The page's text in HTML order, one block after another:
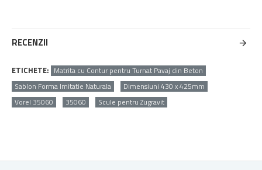
RECENZII
ETICHETE: Matrita cu Contur pentru Turnat Pavaj din Beton
Sablon Forma Imitatie Naturala
Dimensiuni 430 x 425mm
Vorel 35060
35060 Scule pentru Zugravit